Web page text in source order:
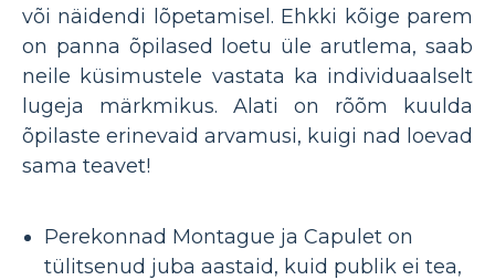
või näidendi lõpetamisel. Ehkki kõige parem
on panna õpilased loetu üle arutlema, saab
neile küsimustele vastata ka individuaalselt
lugeja märkmikus. Alati on rõõm kuulda
õpilaste erinevaid arvamusi, kuigi nad loevad
sama teavet!
Perekonnad Montague ja Capulet on
tülitsenud juba aastaid, kuid publik ei tea,